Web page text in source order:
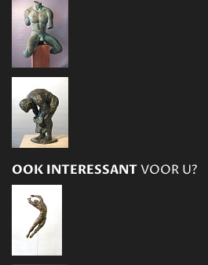
OOK INTERESSANTVOOR U?